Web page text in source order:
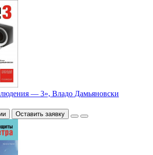
— 3», Владо Дамьяновски
Оставить заявку